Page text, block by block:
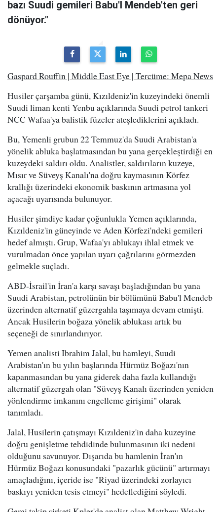
bazı Suudi gemileri Babu'l Mendeb'ten geri
dönüyor."
Gaspard Rouffin | Middle East Eye | Tercüme: Mepa News
Husiler çarşamba günü, Kızıldeniz'in kuzeyindeki önemli
Suudi liman kenti Yenbu açıklarında Suudi petrol tankeri
NCC Wafaa'ya balistik füzeler ateşlediklerini açıkladı.
Bu, Yemenli grubun 22 Temmuz'da Suudi Arabistan'a
yönelik abluka başlatmasından bu yana gerçekleştirdiği en
kuzeydeki saldırı oldu. Analistler, saldırıların kuzeye,
Mısır ve Süveyş Kanalı'na doğru kaymasının Körfez
krallığı üzerindeki ekonomik baskının artmasına yol
açacağı uyarısında bulunuyor.
Husiler şimdiye kadar çoğunlukla Yemen açıklarında,
Kızıldeniz'in güneyinde ve Aden Körfezi'ndeki gemileri
hedef almıştı. Grup, Wafaa'yı ablukayı ihlal etmek ve
vurulmadan önce yapılan uyarı çağrılarını görmezden
gelmekle suçladı.
ABD-İsrail'in İran'a karşı savaşı başladığından bu yana
Suudi Arabistan, petrolünün bir bölümünü Babu'l Mendeb
üzerinden alternatif güzergahla taşımaya devam etmişti.
Ancak Husilerin boğaza yönelik ablukası artık bu
seçeneği de sınırlandırıyor.
Yemen analisti Ibrahim Jalal, bu hamleyi, Suudi
Arabistan'ın bu yılın başlarında Hürmüz Boğazı'nın
kapanmasından bu yana giderek daha fazla kullandığı
alternatif güzergah olan "Süveyş Kanalı üzerinden yeniden
yönlendirme imkanını engelleme girişimi" olarak
tanımladı.
Jalal, Husilerin çatışmayı Kızıldeniz'in daha kuzeyine
doğru genişletme tehdidinde bulunmasının iki nedeni
olduğunu savunuyor. Dışarıda bu hamlenin İran'ın
Hürmüz Boğazı konusundaki "pazarlık gücünü" artırmayı
amaçladığını, içeride ise "Riyad üzerindeki zorlayıcı
baskıyı yeniden tesis etmeyi" hedeflediğini söyledi.